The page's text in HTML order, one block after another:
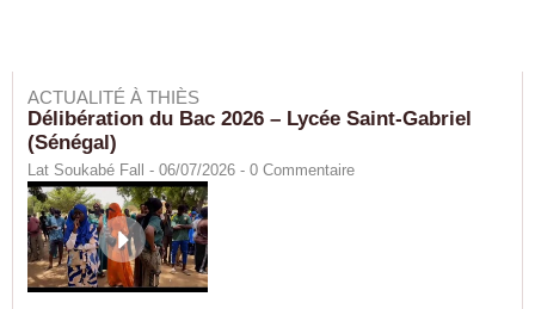
ACTUALITÉ À THIÈS
Délibération du Bac 2026 – Lycée Saint-Gabriel
(Sénégal)
Lat Soukabé Fall - 06/07/2026 - 0 Commentaire